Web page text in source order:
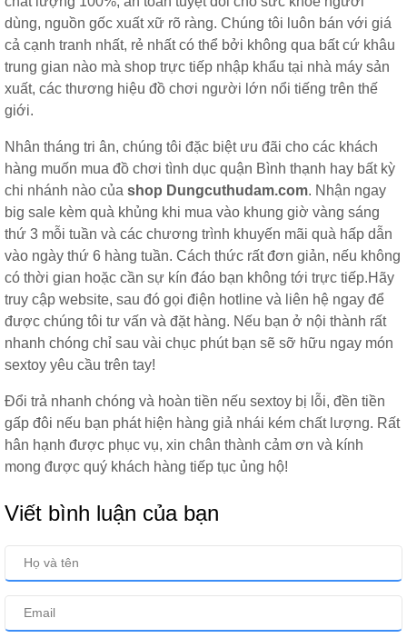
dùng, nguồn gốc xuất xữ rõ ràng. Chúng tôi luôn bán với giá
cả cạnh tranh nhất, rẻ nhất có thể bởi không qua bất cứ khâu
trung gian nào mà shop trực tiếp nhập khẩu tại nhà máy sản
xuất, các thương hiệu đồ chơi người lớn nổi tiếng trên thế
giới.
Nhân tháng tri ân, chúng tôi đặc biệt ưu đãi cho các khách
hàng muốn mua đồ chơi tình dục quận Bình thạnh hay bất kỳ
chi nhánh nào của shop Dungcuthudam.com. Nhận ngay
big sale kèm quà khủng khi mua vào khung giờ vàng sáng
thứ 3 mỗi tuần và các chương trình khuyến mãi quà hấp dẫn
vào ngày thứ 6 hàng tuần. Cách thức rất đơn giản, nếu không
có thời gian hoặc cần sự kín đáo bạn không tới trực tiếp.Hãy
truy cập website, sau đó gọi điện hotline và liên hệ ngay để
được chúng tôi tư vấn và đặt hàng. Nếu bạn ở nội thành rất
nhanh chóng chỉ sau vài chục phút bạn sẽ sỡ hữu ngay món
sextoy yêu cầu trên tay!
Đổi trả nhanh chóng và hoàn tiền nếu sextoy bị lỗi, đền tiền
gấp đôi nếu bạn phát hiện hàng giả nhái kém chất lượng. Rất
hân hạnh được phục vụ, xin chân thành cảm ơn và kính
mong được quý khách hàng tiếp tục ủng hộ!
Viết bình luận của bạn